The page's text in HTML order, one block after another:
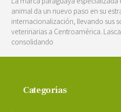
animal da un nuevo paso en su
internacionalización, llevando sus
veterinarias a Centroamérica.
consolidando
Categorías